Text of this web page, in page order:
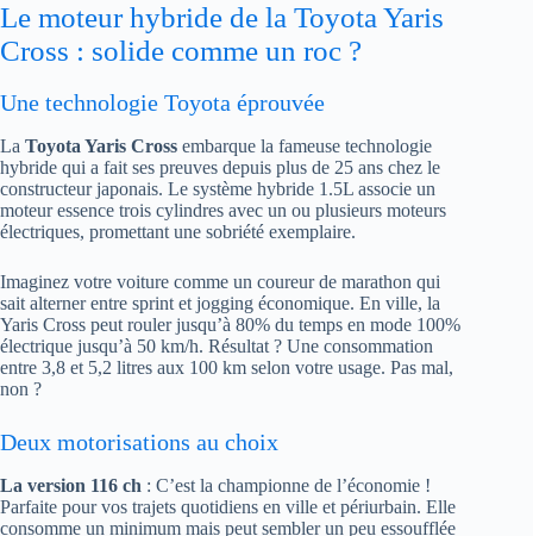
Le moteur hybride de la Toyota Yaris
Cross : solide comme un roc ?
Une technologie Toyota éprouvée
La Toyota Yaris Cross embarque la fameuse technologie
hybride qui a fait ses preuves depuis plus de 25 ans chez le
constructeur japonais. Le système hybride 1.5L associe un
moteur essence trois cylindres avec un ou plusieurs moteurs
électriques, promettant une sobriété exemplaire.
Imaginez votre voiture comme un coureur de marathon qui
sait alterner entre sprint et jogging économique. En ville, la
Yaris Cross peut rouler jusqu’à 80% du temps en mode 100%
électrique jusqu’à 50 km/h. Résultat ? Une consommation
entre 3,8 et 5,2 litres aux 100 km selon votre usage. Pas mal,
non ?
Deux motorisations au choix
La version 116 ch : C’est la championne de l’économie !
Parfaite pour vos trajets quotidiens en ville et périurbain. Elle
consomme un minimum mais peut sembler un peu essoufflée